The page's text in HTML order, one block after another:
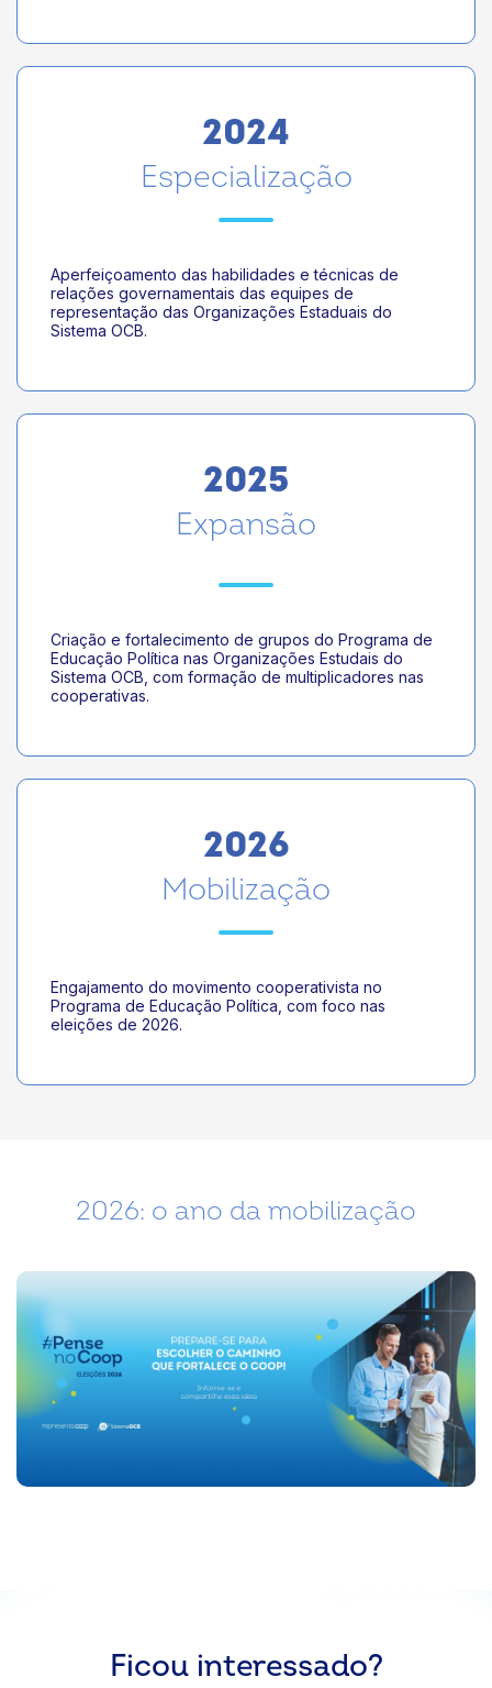
2024
Especialização
Aperfeiçoamento das habilidades e técnicas de
relações governamentais das equipes de
representação das Organizações Estaduais do
Sistema OCB.
2025
Expansão
Criação e fortalecimento de grupos do Programa de
Educação Política nas Organizações Estudais do
Sistema OCB, com formação de multiplicadores nas
cooperativas.
2026
Mobilização
Engajamento do movimento cooperativista no
Programa de Educação Política, com foco nas
eleições de 2026.
2026: o ano da mobilização
Ficou interessado?